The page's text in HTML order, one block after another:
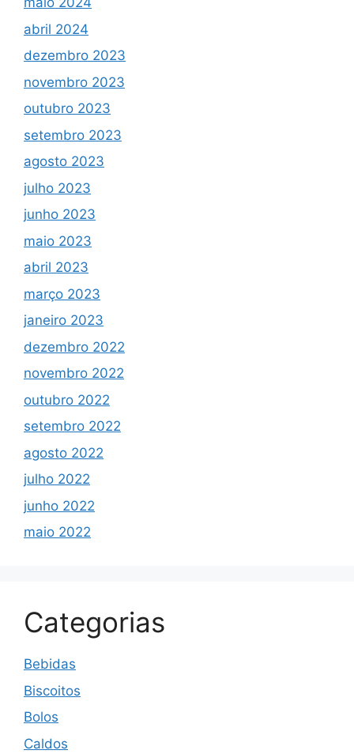
abril 2024
dezembro 2023
novembro 2023
outubro 2023
setembro 2023
agosto 2023
julho 2023
junho 2023
maio 2023
abril 2023
março 2023
janeiro 2023
dezembro 2022
novembro 2022
outubro 2022
setembro 2022
agosto 2022
julho 2022
junho 2022
maio 2022
Categorias
Bebidas
Biscoitos
Bolos
Caldos